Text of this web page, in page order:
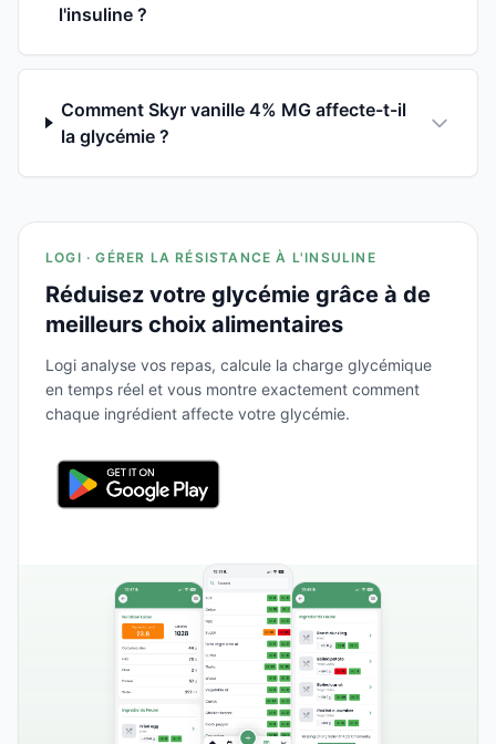
l'insuline ?
Comment Skyr vanille 4% MG affecte-t-il
la glycémie ?
LOGI · GÉRER LA RÉSISTANCE À L'INSULINE
Réduisez votre glycémie grâce à de
meilleurs choix alimentaires
Logi analyse vos repas, calcule la charge glycémique
en temps réel et vous montre exactement comment
chaque ingrédient affecte votre glycémie.